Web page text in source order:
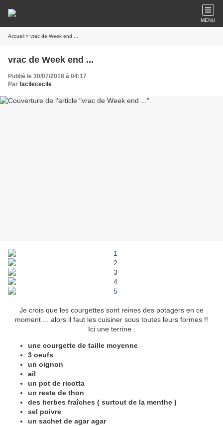
MENU
Accueil » vrac de Week end ...
vrac de Week end ...
Publié le 30/07/2018 à 04:17
Par facilececile
Je crois que les courgettes sont reines des potagers en ce
moment ... alors il faut les cuisiner sous toutes leurs formes !!
Ici une terrine :
une courgette de taille moyenne
3 oeufs
un oignon
ail
un pot de ricotta
un reste de thon
des herbes fraîches ( surtout de la menthe )
sel poivre
un sachet de agar agar